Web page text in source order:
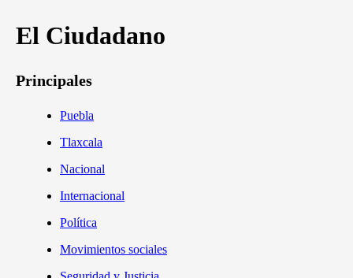
El Ciudadano
Principales
Puebla
Tlaxcala
Nacional
Internacional
Política
Movimientos sociales